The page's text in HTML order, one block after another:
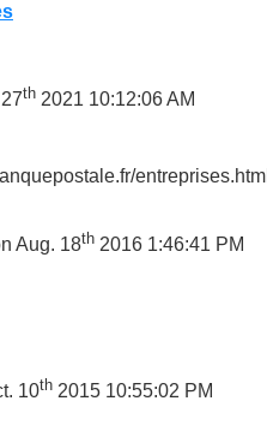
th 2021 10:12:06 AM
entreprises.html
Aug. 18th 2016 1:46:41 PM
10th 2015 10:55:02 PM